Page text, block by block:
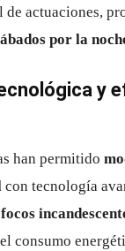
actuaciones,
por la
y
han permitido
con tecnología
consumo